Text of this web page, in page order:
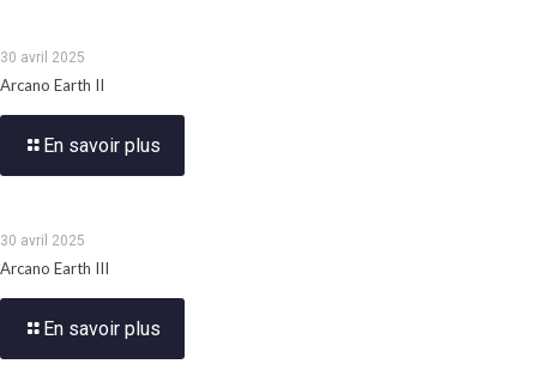
30 avril 2025
Arcano Earth II
En savoir plus
30 avril 2025
Arcano Earth III
En savoir plus